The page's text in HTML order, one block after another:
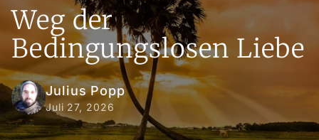
Weg der
Bedingungslosen Liebe
Julius Popp
Juli 27, 2026